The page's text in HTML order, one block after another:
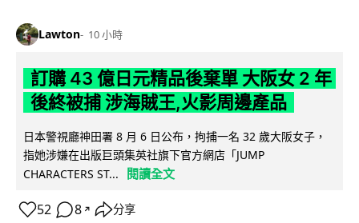
Lawton 10 小時
訂購 43 億日元精品後棄單 大阪女 2 年
後終被捕 涉海賊王,火影周邊產品
日本警視廳神田署 8 月 6 日公布，拘捕一名 32 歲大阪女子，
指她涉嫌在出版巨頭集英社旗下官方網店「JUMP
CHARACTERS ST...
閱讀全文
52 8 ↗ 分享